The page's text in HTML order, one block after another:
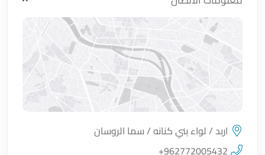
اضغط لتحميل الموقع
اربد / لواء بني كنانه / سما الروسان
+962772005432